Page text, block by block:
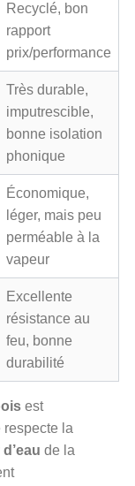
Recyclé, bon
rapport
prix/performance
Très durable,
imputrescible,
bonne isolation
phonique
Économique,
léger, mais peu
perméable à la
vapeur
Excellente
résistance au
feu, bonne
durabilité
est
la
de la